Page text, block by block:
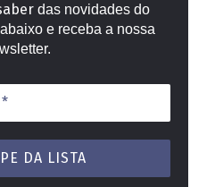
das novidades do
e receba a nossa